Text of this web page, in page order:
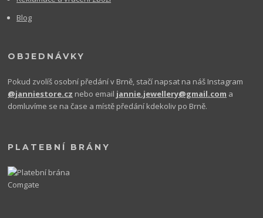
Blog
OBJEDNÁVKY
Pokud zvolíš osobní předání v Brně, stačí napsat na náš Instagram
@janniestore.cz nebo email jannie.jewellery@gmail.com a
domluvíme se na čase a místě předání kdekoliv po Brně.
PLATEBNÍ BRÁNY